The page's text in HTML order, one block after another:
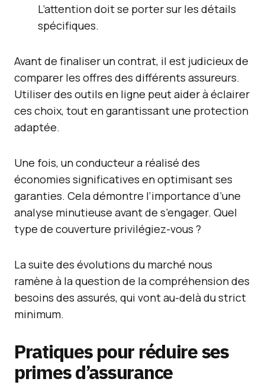
L’attention doit se porter sur les détails
spécifiques.
Avant de finaliser un contrat, il est judicieux de
comparer les offres des différents assureurs.
Utiliser des outils en ligne peut aider à éclairer
ces choix, tout en garantissant une protection
adaptée.
Une fois, un conducteur a réalisé des
économies significatives en optimisant ses
garanties. Cela démontre l’importance d’une
analyse minutieuse avant de s’engager. Quel
type de couverture privilégiez-vous ?
La suite des évolutions du marché nous
ramène à la question de la compréhension des
besoins des assurés, qui vont au-delà du strict
minimum.
Pratiques pour réduire ses
primes d’assurance